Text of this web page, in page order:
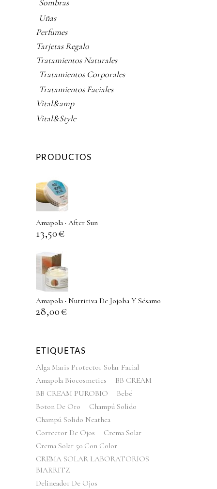
Sombras
Uñas
Perfumes
Tarjetas Regalo
Tratamientos Naturales
Tratamientos Corporales
Tratamientos Faciales
Vital&amp
Vital&Style
PRODUCTOS
Amapola · After Sun
13,50€
Amapola · Nutritiva De Jojoba Y Sésamo
28,00€
ETIQUETAS
Alga Maris Protector Solar Facial
Amapola Biocosmetics
BB CREAM
BB CREAM PUROBIO
Bebé
Boton De Oro
Champú Solido
Champú Solido Neathea
Corrector De Ojos
Crema Solar
Crema Solar 50 Con Color
CREMA SOLAR LABORATORIOS
BIARRITZ
Delineador De Ojos